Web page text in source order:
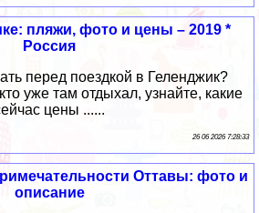
пляжи, фото и цены – 2019 *
Россия
перед поездкой в Геленджик?
уже там отдыхал, узнайте, какие
цены ......
26 06 2026 7:28:33
Оттавы: фото и
описание